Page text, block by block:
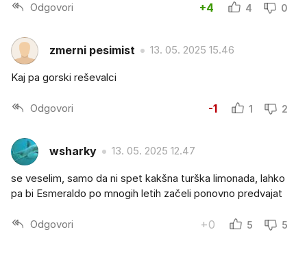
Odgovori +4 4 0
zmerni pesimist 13. 05. 2025 15.46
Kaj pa gorski reševalci
Odgovori -1 1 2
wsharky 13. 05. 2025 12.47
se veselim, samo da ni spet kakšna turška limonada, lahko
pa bi Esmeraldo po mnogih letih začeli ponovno predvajat
Odgovori +0 5 5